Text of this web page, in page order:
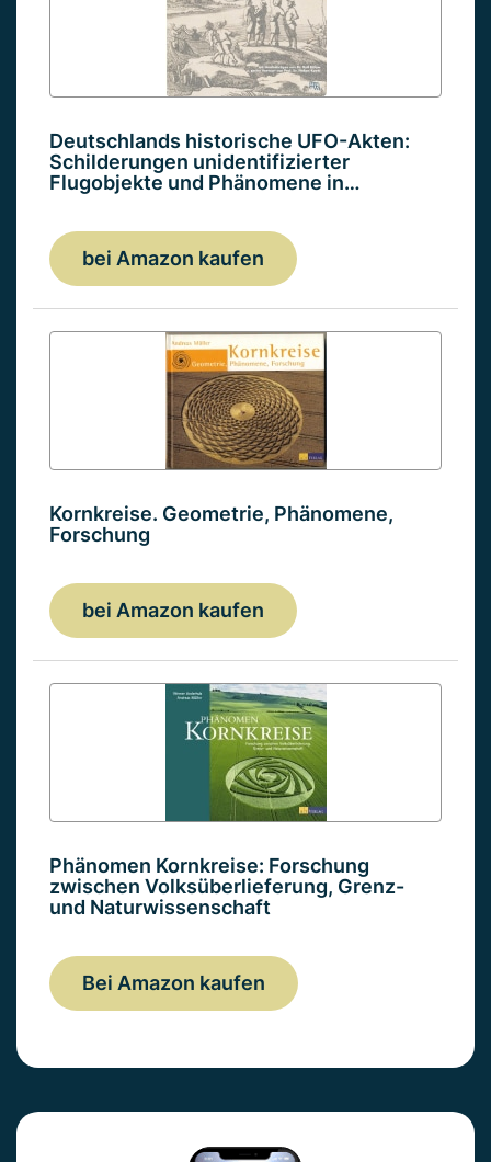
Deutschlands historische UFO-Akten:
Schilderungen unidentifizierter
Flugobjekte und Phänomene in…
bei Amazon kaufen
Kornkreise. Geometrie, Phänomene,
Forschung
bei Amazon kaufen
Phänomen Kornkreise: Forschung
zwischen Volksüberlieferung, Grenz-
und Naturwissenschaft
Bei Amazon kaufen